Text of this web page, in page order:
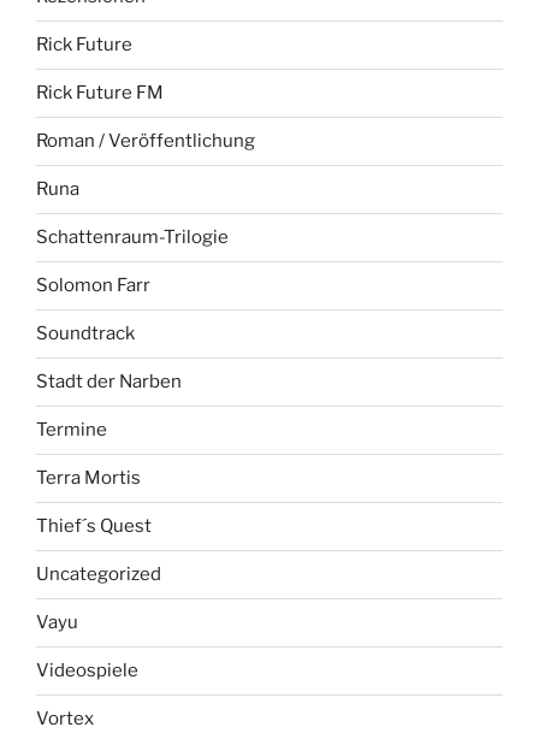
Rick Future
Rick Future FM
Roman / Veröffentlichung
Runa
Schattenraum-Trilogie
Solomon Farr
Soundtrack
Stadt der Narben
Termine
Terra Mortis
Thief´s Quest
Uncategorized
Vayu
Videospiele
Vortex